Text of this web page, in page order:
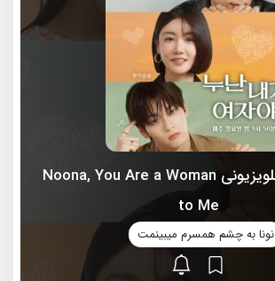
دانلود برنامه تلویزیونی Noona, You Are a Woman
to Me
نونا به چشم همسرم میبینمت